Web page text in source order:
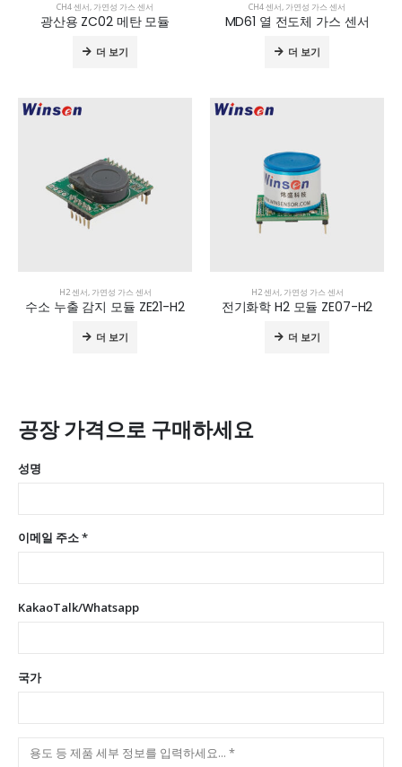
CH4 센서, 가연성 가스 센서
광산용 ZC02 메탄 모듈
더 보기
CH4 센서, 가연성 가스 센서
MD61 열 전도체 가스 센서
더 보기
H2 센서, 가연성 가스 센서
수소 누출 감지 모듈 ZE21-H2
더 보기
H2 센서, 가연성 가스 센서
전기화학 H2 모듈 ZE07-H2
더 보기
공장 가격으로 구매하세요
성명
이메일 주소 *
KakaoTalk/Whatsapp
국가